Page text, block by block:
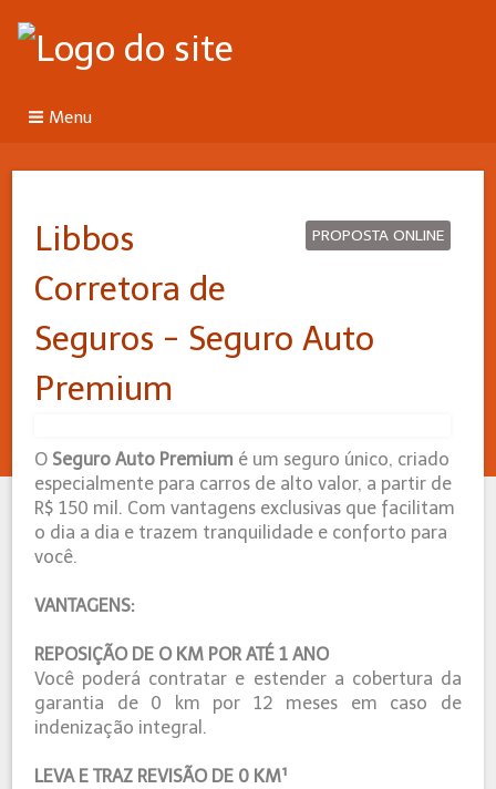
Menu
PROPOSTA ONLINE
Libbos
Corretora de
Seguros - Seguro Auto
Premium
O Seguro Auto Premium é um seguro único, criado
especialmente para carros de alto valor, a partir de
R$ 150 mil. Com vantagens exclusivas que facilitam
o dia a dia e trazem tranquilidade e conforto para
você.
VANTAGENS:
REPOSIÇÃO DE O KM POR ATÉ 1 ANO
Você poderá contratar e estender a cobertura da
garantia de 0 km por 12 meses em caso de
indenização integral.
LEVA E TRAZ REVISÃO DE 0 KM¹